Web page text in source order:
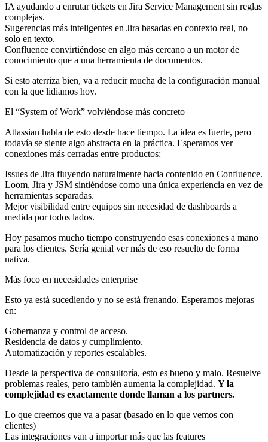
IA ayudando a enrutar tickets en Jira Service Management sin reglas
complejas.
Sugerencias más inteligentes en Jira basadas en contexto real, no
solo en texto.
Confluence convirtiéndose en algo más cercano a un motor de
conocimiento que a una herramienta de documentos.
Si esto aterriza bien, va a reducir mucha de la configuración manual
con la que lidiamos hoy.
El “System of Work” volviéndose más concreto
Atlassian habla de esto desde hace tiempo. La idea es fuerte, pero
todavía se siente algo abstracta en la práctica. Esperamos ver
conexiones más cerradas entre productos:
Issues de Jira fluyendo naturalmente hacia contenido en Confluence.
Loom, Jira y JSM sintiéndose como una única experiencia en vez de
herramientas separadas.
Mejor visibilidad entre equipos sin necesidad de dashboards a
medida por todos lados.
Hoy pasamos mucho tiempo construyendo esas conexiones a mano
para los clientes. Sería genial ver más de eso resuelto de forma
nativa.
Más foco en necesidades enterprise
Esto ya está sucediendo y no se está frenando. Esperamos mejoras
en:
Gobernanza y control de acceso.
Residencia de datos y cumplimiento.
Automatización y reportes escalables.
Desde la perspectiva de consultoría, esto es bueno y malo. Resuelve
problemas reales, pero también aumenta la complejidad. Y la
complejidad es exactamente donde llaman a los partners.
Lo que creemos que va a pasar (basado en lo que vemos con
clientes)
Las integraciones van a importar más que las features